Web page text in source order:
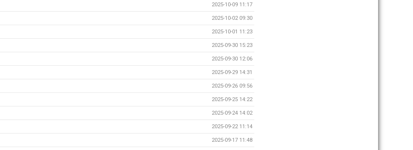
2025-10-09 11:17
2025-10-02 09:30
2025-10-01 11:23
2025-09-30 15:23
2025-09-30 12:06
2025-09-29 14:31
2025-09-26 09:56
2025-09-25 14:22
2025-09-24 14:02
2025-09-22 11:14
2025-09-17 11:48